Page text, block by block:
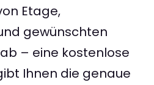
Etage,
gewünschten
– eine kostenlose
Ihnen die genaue